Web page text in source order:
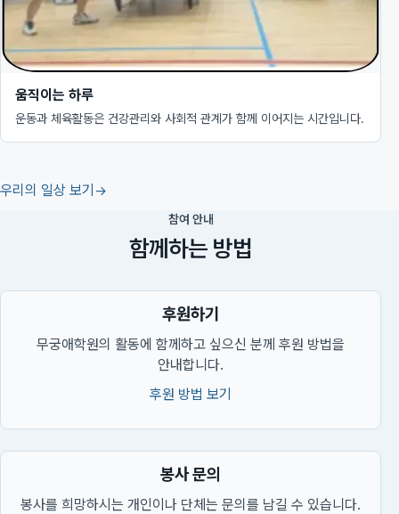
움직이는 하루
운동과 체육활동은 건강관리와 사회적 관계가 함께 이어지는 시간입니다.
우리의 일상 보기
참여 안내
함께하는 방법
후원하기
무궁애학원의 활동에 함께하고 싶으신 분께 후원 방법을
안내합니다.
후원 방법 보기
봉사 문의
봉사를 희망하시는 개인이나 단체는 문의를 남길 수 있습니다.